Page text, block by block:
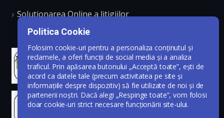
Solutionarea Online a litigiilor
Politica Cookie
Folosim cookie-uri pentru a personaliza conținutul și
reclamele, a oferi funcții de social media și a analiza
traficul. Prin apăsarea butonului „Acceptă toate”, ești de
acord ca datele tale (precum activitatea pe site și
informațiile despre dispozitiv) să fie utilizate de noi și de
partenerii noștri. Dacă alegi „Respinge toate”, vom folosi
doar cookie-uri strict necesare funcționării site-ului.